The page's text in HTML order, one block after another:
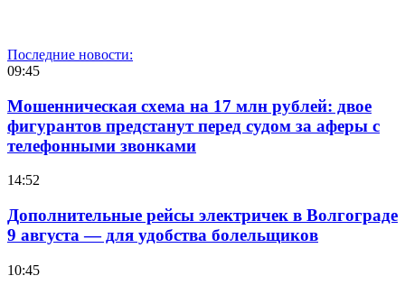
Последние новости:
09:45
Мошенническая схема на 17 млн рублей: двое
фигурантов предстанут перед судом за аферы с
телефонными звонками
14:52
Дополнительные рейсы электричек в Волгограде
9 августа — для удобства болельщиков
10:45